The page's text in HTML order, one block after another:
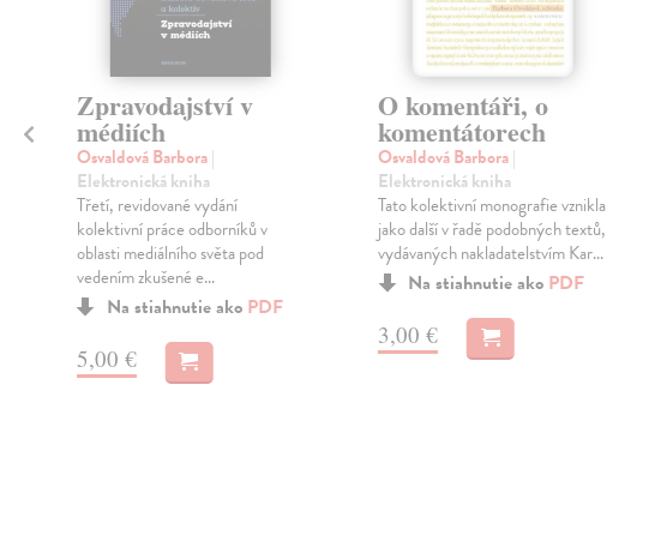
Zpravodajství v
médiích
Osvaldová Barbora|
Elektronická kniha
Třetí, revidované vydání
kolektivní práce odborníků v
oblasti mediálního světa pod
vedením zkušené e...
Na stiahnutie ako PDF
5,00 €
O komentáři, o
komentátorech
Osvaldová Barbora|
Elektronická kniha
Tato kolektivní monografie vznikla
jako další v řadě podobných textů,
vydávaných nakladatelstvím Kar...
Na stiahnutie ako PDF
3,00 €